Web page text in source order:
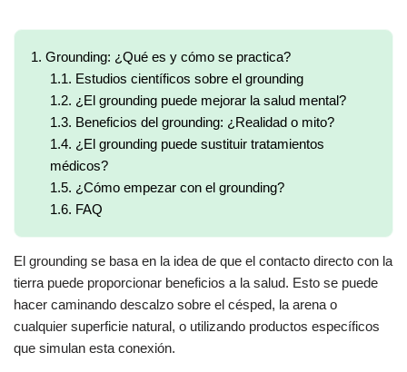
1. Grounding: ¿Qué es y cómo se practica?
1.1. Estudios científicos sobre el grounding
1.2. ¿El grounding puede mejorar la salud mental?
1.3. Beneficios del grounding: ¿Realidad o mito?
1.4. ¿El grounding puede sustituir tratamientos
médicos?
1.5. ¿Cómo empezar con el grounding?
1.6. FAQ
El grounding se basa en la idea de que el contacto directo con la
tierra puede proporcionar beneficios a la salud. Esto se puede
hacer caminando descalzo sobre el césped, la arena o
cualquier superficie natural, o utilizando productos específicos
que simulan esta conexión.